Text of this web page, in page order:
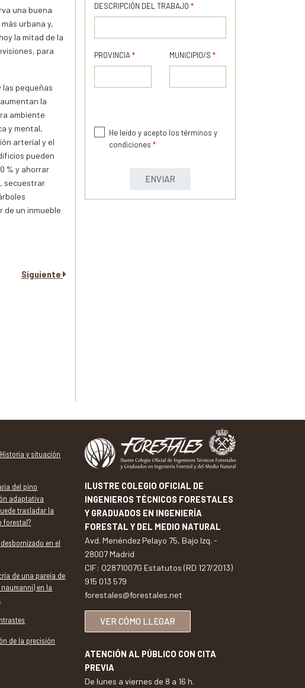
una buena
urbana y,
la mitad de la
para
pequeñas
la
ambiente
y mental,
arterial y el
pueden
% y ahorrar
secuestrar
de un inmueble
Siguiente
DESCRIPCIÓN DEL TRABAJO *
PROVINCIA * MUNICIPIO/S *
He leído y acepto los términos y
condiciones *
ENVIAR
y situación
del pino
adaptativa
trasladar la
forestal?
en el
de una pareja de
en la
de la precisión
ILUSTRE COLEGIO OFICIAL DE
INGENIEROS TÉCNICOS FORESTALES
Y GRADUADOS EN INGENIERÍA
FORESTAL Y DEL MEDIO NATURAL
Avd. Menéndez Pelayo 75, Bajo Izq. -
28007 Madrid
CIF: Q2871007G Estatutos (RD 127/2013)
915 013 579
forestales@forestales.net
VER CÓMO LLEGAR
ATENCIÓN AL PÚBLICO CON CITA
PREVIA
De lunes a viernes de 8 a 16 h.